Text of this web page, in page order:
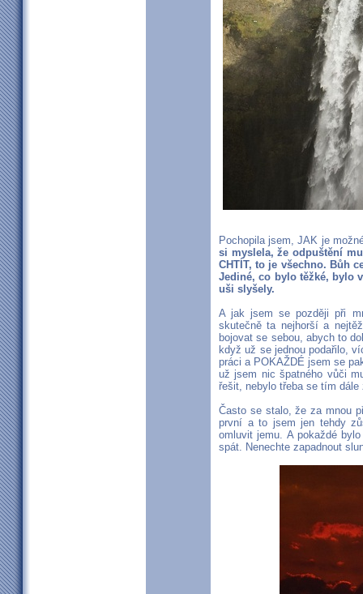
Pochopila jsem, JAK je
si myslela, že odpuštění
CHTÍT, to je všechno. Bůh
Jediné, co bylo těžké, bylo
uši slyšely.
A jak jsem se později při
skutečně ta nejhorší a
bojovat se sebou, abych to
když už se jednou podařilo,
práci a POKAŽDÉ jsem se
už jsem nic špatného vůči
řešit, nebylo třeba se tím
Často se stalo, že za mnou
první a to jsem jen tehdy
omluvit jemu. A pokaždé
spát. Nenechte zapadnout